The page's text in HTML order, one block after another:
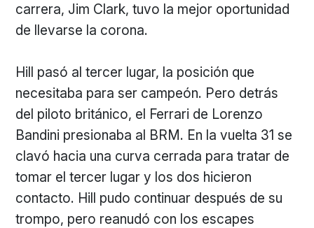
carrera, Jim Clark, tuvo la mejor oportunidad
de llevarse la corona.
Hill pasó al tercer lugar, la posición que
necesitaba para ser campeón. Pero detrás
del piloto británico, el Ferrari de Lorenzo
Bandini presionaba al BRM. En la vuelta 31 se
clavó hacia una curva cerrada para tratar de
tomar el tercer lugar y los dos hicieron
contacto. Hill pudo continuar después de su
trompo, pero reanudó con los escapes